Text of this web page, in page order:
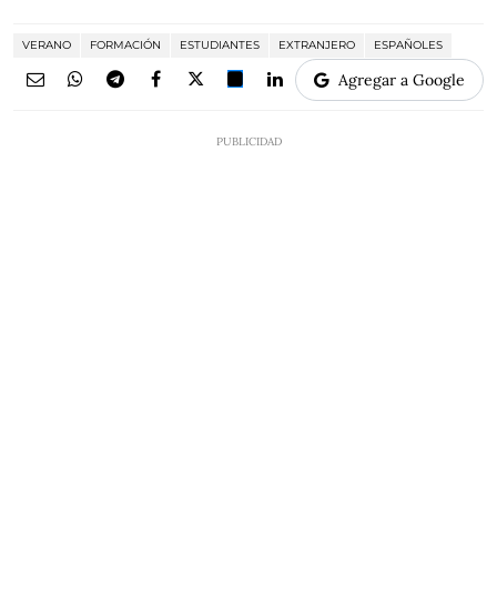
VERANO FORMACIÓN ESTUDIANTES EXTRANJERO ESPAÑOLES
Agregar a Google